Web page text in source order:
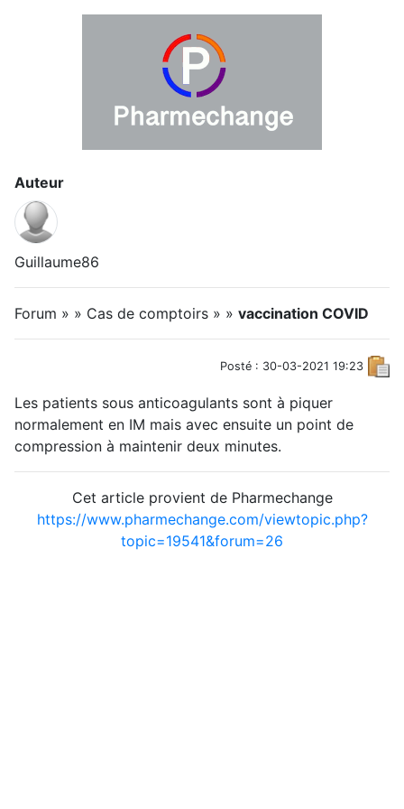
Auteur
Guillaume86
Forum » » Cas de comptoirs » » vaccination COVID
Posté : 30-03-2021 19:23
Les patients sous anticoagulants sont à piquer
normalement en IM mais avec ensuite un point de
compression à maintenir deux minutes.
Cet article provient de Pharmechange
https://www.pharmechange.com/viewtopic.php?
topic=19541&forum=26